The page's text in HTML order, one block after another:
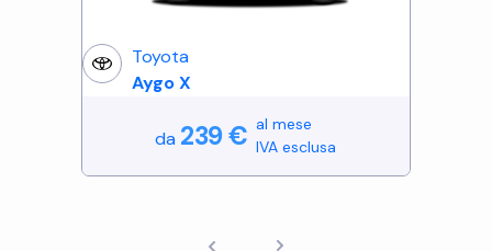
Toyota
Aygo X
da 239€ al mese
IVA esclusa